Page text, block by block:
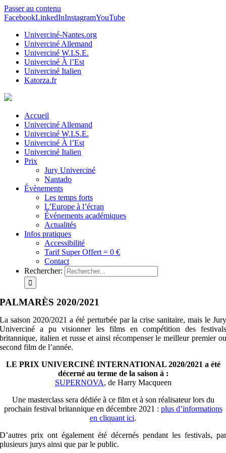
Passer au contenu
FacebookLinkedInInstagramYouTube
Univerciné-Nantes.org
Univerciné Allemand
Univerciné W.I.S.E.
Univerciné À l’Est
Univerciné Italien
Katorza.fr
Accueil
Univerciné Allemand
Univerciné W.I.S.E.
Univerciné À l’Est
Univerciné Italien
Prix
Jury Univerciné
Nantado
Évènements
Les temps forts
L’Europe à l’écran
Événements académiques
Actualités
Infos pratiques
Accessibilité
Tarif Super Offert = 0 €
Contact
Rechercher:
PALMARÈS 2020/2021
La saison 2020/2021 a été perturbée par la crise sanitaire, mais le Jury
Univerciné a pu visionner les films en compétition des festivals
britannique, italien et russe et ainsi récompenser le meilleur premier ou
second film de l’année.
LE PRIX UNIVERCINÉ INTERNATIONAL 2020/2021 a été
décerné au terme de la saison à :
SUPERNOVA, de Harry Macqueen
Une masterclass sera dédiée à ce film et à son réalisateur lors du
prochain festival britannique en décembre 2021 : plus d’informations
en cliquant ici.
D’autres prix ont également été décernés pendant les festivals, par
plusieurs jurys ainsi que par le public.